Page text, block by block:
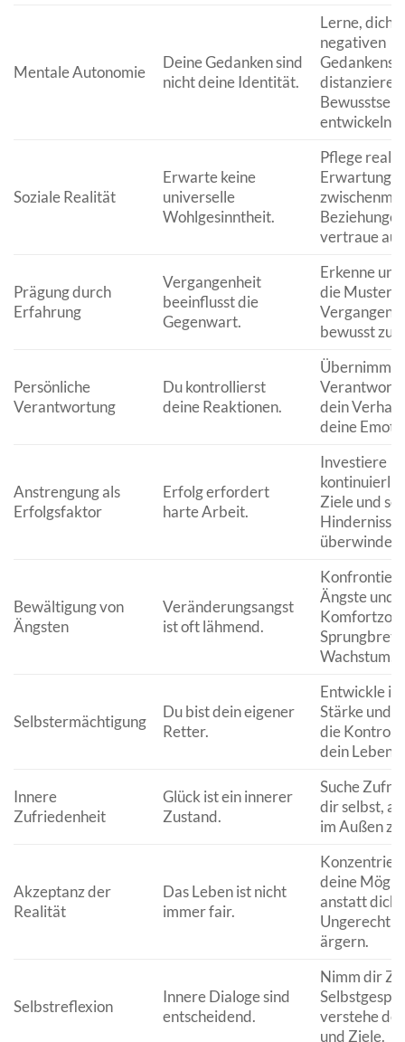
Mentale Autonomie
Deine Gedanken sind
nicht deine Identität.
Lerne, dich
negativen
distanzieren
Bewusstsein
entwickeln.
Soziale Realität
Erwarte keine
universelle
Wohlgesinntheit.
Pflege
vertraue auf
Prägung durch
Erfahrung
Vergangenheit
beeinflusst die
Gegenwart.
Erkenne
die Muster
bewusst zu
Persönliche
Verantwortung
Du kontrollierst
deine Reaktionen.
Übernimm
dein
deine
Anstrengung als
Erfolgsfaktor
Erfolg erfordert
harte Arbeit.
Investiere
Ziele und
Hindernisse
überwinden.
Bewältigung von
Ängsten
Veränderungsangst
ist oft lähmend.
Ängste und
Sprungbrett
Wachstum.
Selbstermächtigung
Du bist dein eigener
Retter.
Entwickle
Stärke und
die
dein Leben.
Innere
Zufriedenheit
Glück ist ein innerer
Zustand.
Suche
dir selbst,
im Außen zu
Akzeptanz der
Realität
Das Leben ist nicht
immer fair.
deine
anstatt dich
ärgern.
Selbstreflexion
Innere Dialoge sind
entscheidend.
Nimm dir
verstehe
und Ziele.